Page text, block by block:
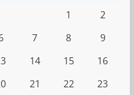
1
2
7 8
9
14 15
16
21 22
23